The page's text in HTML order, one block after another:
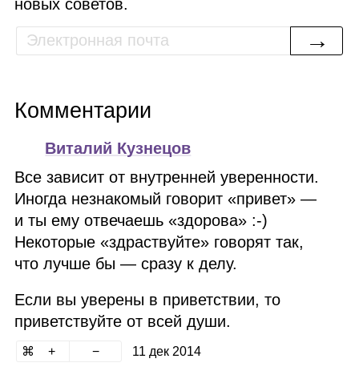
новых советов.
→
Комментарии
Виталий Кузнецов
Все зависит от внутренней уверенности.
Иногда незнакомый говорит «привет» —
и ты ему отвечаешь «здорова» :‑)
Некоторые «здраствуйте» говорят так,
что лучше бы — сразу к делу.
Если вы уверены в приветствии, то
приветствуйте от всей души.
11 дек 2014